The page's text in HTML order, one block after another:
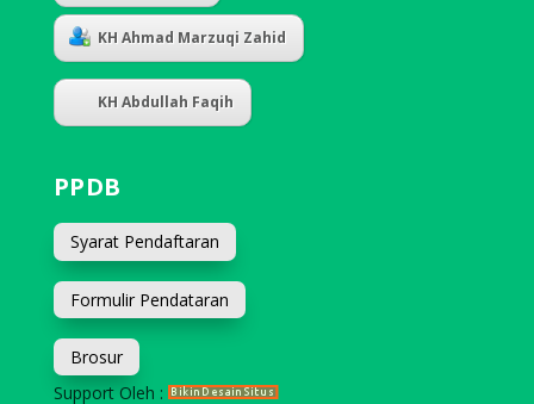
KH Ahmad Marzuqi Zahid
KH Abdullah Faqih
PPDB
Syarat Pendaftaran
Formulir Pendataran
Brosur
Support Oleh :